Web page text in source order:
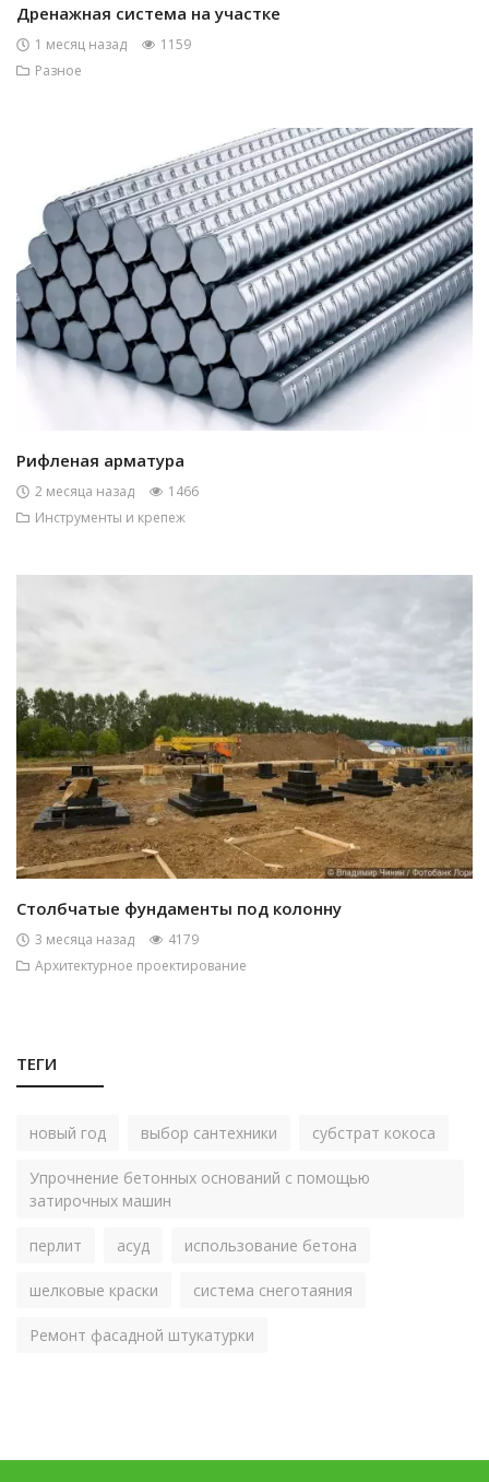
Дренажная система на участке
1 месяц назад
1159
Разное
Рифленая арматура
2 месяца назад
1466
Инструменты и крепеж
Столбчатые фундаменты под колонну
3 месяца назад
4179
Архитектурное проектирование
ТЕГИ
новый год выбор сантехники субстрат кокоса
Упрочнение бетонных оснований с помощью
затирочных машин
перлит асуд использование бетона
шелковые краски система снеготаяния
Ремонт фасадной штукатурки